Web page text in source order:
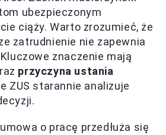
ubezpieczonym
ciąży. Warto zrozumieć, że
zatrudnienie nie zapewnia
znaczenie mają
przyczyna ustania
ZUS starannie analizuje
o pracę przedłuża się